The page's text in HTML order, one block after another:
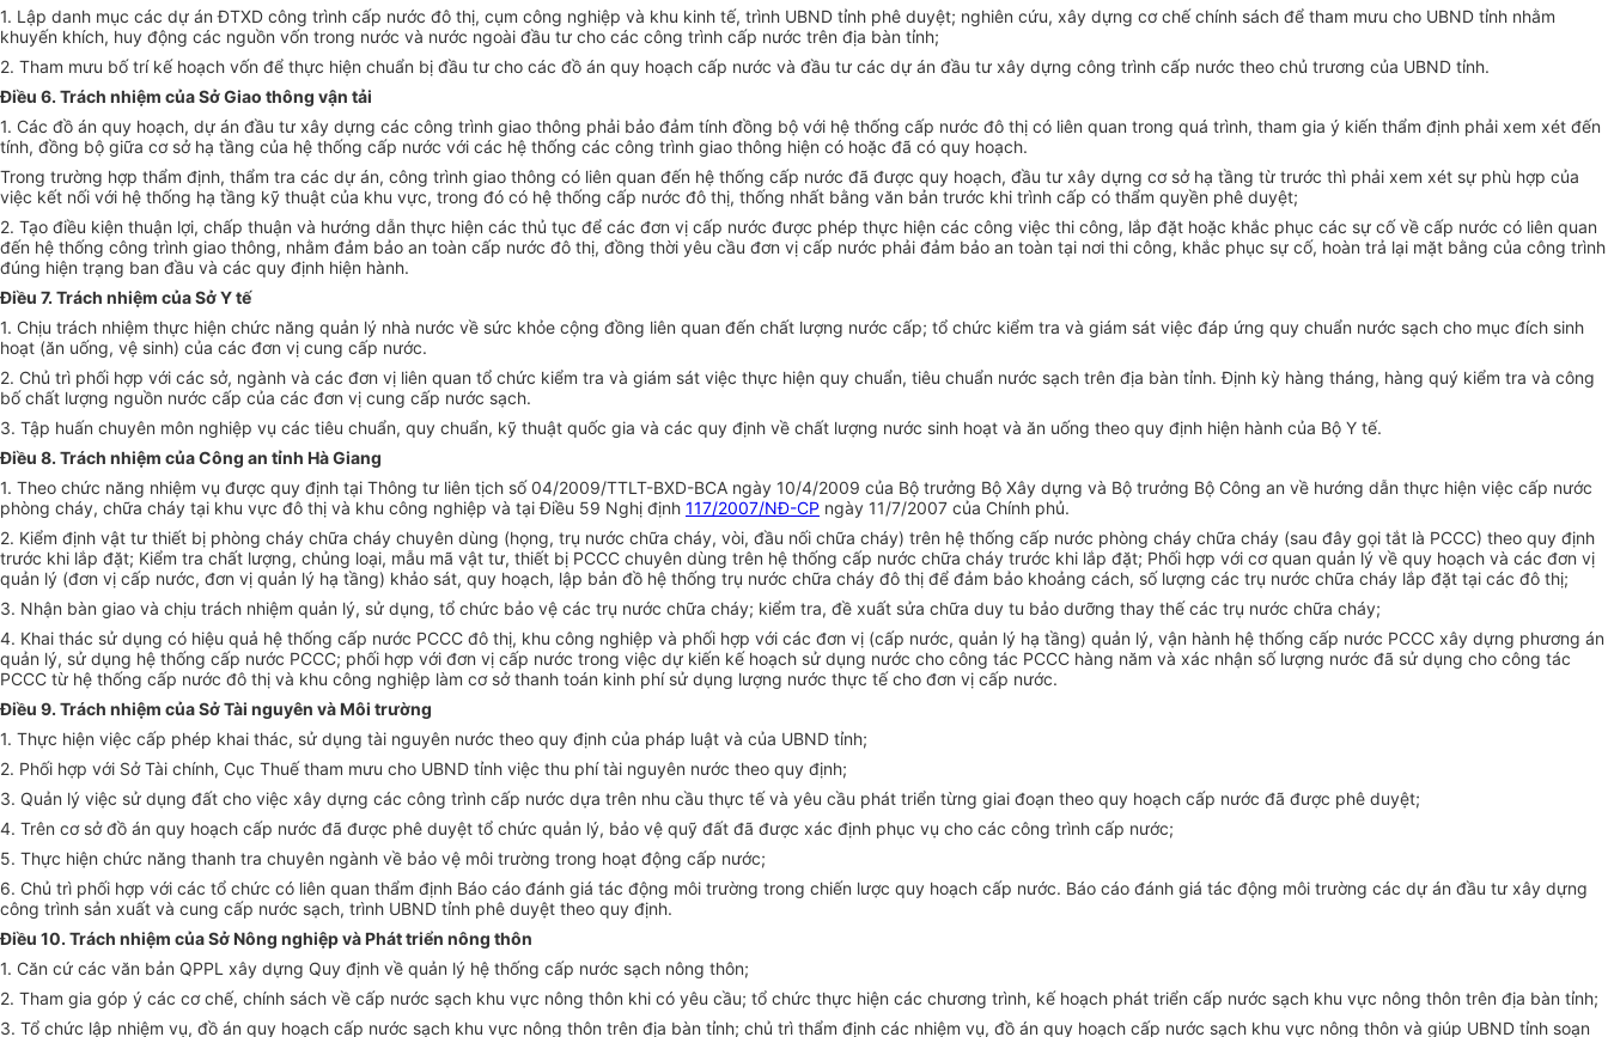
1. Lập danh mục các dự án ĐTXD công trình cấp nước đô thị, cụm công nghiệp và khu kinh tế, trình UBND tỉnh phê duyệt; nghiên cứu, xây dựng cơ chế chính sách để tham mưu cho UBND tỉnh nhằm
khuyến khích, huy động các nguồn vốn trong nước và nước ngoài đầu tư cho các công trình cấp nước trên địa bàn tỉnh;
2. Tham mưu bố trí kế hoạch vốn để thực hiện chuẩn bị đầu tư cho các đồ án quy hoạch cấp nước và đầu tư các dự án đầu tư xây dựng công trình cấp nước theo chủ trương của UBND tỉnh.
Điều 6. Trách nhiệm của Sở Giao thông vận tải
1. Các đồ án quy hoạch, dự án đầu tư xây dựng các công trình giao thông phải bảo đảm tính đồng bộ với hệ thống cấp nước đô thị có liên quan trong quá trình, tham gia ý kiến thẩm định phải xem xét đến
tính, đồng bộ giữa cơ sở hạ tầng của hệ thống cấp nước với các hệ thống các công trình giao thông hiện có hoặc đã có quy hoạch.
Trong trường hợp thẩm định, thẩm tra các dự án, công trình giao thông có liên quan đến hệ thống cấp nước đã được quy hoạch, đầu tư xây dựng cơ sở hạ tầng từ trước thì phải xem xét sự phù hợp của
việc kết nối với hệ thống hạ tầng kỹ thuật của khu vực, trong đó có hệ thống cấp nước đô thị, thống nhất bằng văn bản trước khi trình cấp có thẩm quyền phê duyệt;
2. Tạo điều kiện thuận lợi, chấp thuận và hướng dẫn thực hiện các thủ tục để các đơn vị cấp nước được phép thực hiện các công việc thi công, lắp đặt hoặc khắc phục các sự cố về cấp nước có liên quan
đến hệ thống công trình giao thông, nhằm đảm bảo an toàn cấp nước đô thị, đồng thời yêu cầu đơn vị cấp nước phải đảm bảo an toàn tại nơi thi công, khắc phục sự cố, hoàn trả lại mặt bằng của công trình
đúng hiện trạng ban đầu và các quy định hiện hành.
Điều 7. Trách nhiệm của Sở Y tế
1. Chịu trách nhiệm thực hiện chức năng quản lý nhà nước về sức khỏe cộng đồng liên quan đến chất lượng nước cấp; tổ chức kiểm tra và giám sát việc đáp ứng quy chuẩn nước sạch cho mục đích sinh
hoạt (ăn uống, vệ sinh) của các đơn vị cung cấp nước.
2. Chủ trì phối hợp với các sở, ngành và các đơn vị liên quan tổ chức kiểm tra và giám sát việc thực hiện quy chuẩn, tiêu chuẩn nước sạch trên địa bàn tỉnh.Định kỳ hàng tháng, hàng quý kiểm tra và công
bố chất lượng nguồn nước cấp của các đơn vị cung cấp nước sạch.
3. Tập huấn chuyên môn nghiệp vụ các tiêu chuẩn, quy chuẩn, kỹ thuật quốc gia và các quy định về chất lượng nước sinh hoạt và ăn uống theo quy định hiện hành của Bộ Y tế.
Điều 8. Trách nhiệm của Công an tỉnh Hà Giang
1. Theo chức năng nhiệm vụ được quy định tại Thông tư liên tịch số 04/2009/TTLT-BXD-BCA ngày 10/4/2009 của Bộ trưởng Bộ Xây dựng và Bộ trưởng Bộ Công an về hướng dẫn thực hiện việc cấp nước
phòng cháy, chữa cháy tại khu vực đô thị và khu công nghiệp và tại Điều 59 Nghị định 117/2007/NĐ-CP ngày 11/7/2007 của Chính phủ.
2. Kiểm định vật tư thiết bị phòng cháy chữa cháy chuyên dùng (họng, trụ nước chữa cháy, vòi, đầu nối chữa cháy) trên hệ thống cấp nước phòng cháy chữa cháy (sau đây gọi tắt là PCCC) theo quy định
trước khi lắp đặt; Kiểm tra chất lượng, chủng loại, mẫu mã vật tư, thiết bị PCCC chuyên dùng trên hệ thống cấp nước chữa cháy trước khi lắp đặt; Phối hợp với cơ quan quản lý về quy hoạch và các đơn vị
quản lý (đơn vị cấp nước, đơn vị quản lý hạ tầng) khảo sát, quy hoạch, lập bản đồ hệ thống trụ nước chữa cháy đô thị để đảm bảo khoảng cách, số lượng các trụ nước chữa cháy lắp đặt tại các đô thị;
3. Nhận bàn giao và chịu trách nhiệm quản lý, sử dụng, tổ chức bảo vệ các trụ nước chữa cháy; kiểm tra, đề xuất sửa chữa duy tu bảo dưỡng thay thế các trụ nước chữa cháy;
4. Khai thác sử dụng có hiệu quả hệ thống cấp nước PCCC đô thị, khu công nghiệp và phối hợp với các đơn vị (cấp nước, quản lý hạ tầng) quản lý, vận hành hệ thống cấp nước PCCC xây dựng phương án
quản lý, sử dụng hệ thống cấp nước PCCC; phối hợp với đơn vị cấp nước trong việc dự kiến kế hoạch sử dụng nước cho công tác PCCC hàng năm và xác nhận số lượng nước đã sử dụng cho công tác
PCCC từ hệ thống cấp nước đô thị và khu công nghiệp làm cơ sở thanh toán kinh phí sử dụng lượng nước thực tế cho đơn vị cấp nước.
Điều 9. Trách nhiệm của Sở Tài nguyên và Môi trường
1. Thực hiện việc cấp phép khai thác, sử dụng tài nguyên nước theo quy định của pháp luật và của UBND tỉnh;
2. Phối hợp với Sở Tài chính, Cục Thuế tham mưu cho UBND tỉnh việc thu phí tài nguyên nước theo quy định;
3. Quản lý việc sử dụng đất cho việc xây dựng các công trình cấp nước dựa trên nhu cầu thực tế và yêu cầu phát triển từng giai đoạn theo quy hoạch cấp nước đã được phê duyệt;
4. Trên cơ sở đồ án quy hoạch cấp nước đã được phê duyệt tổ chức quản lý, bảo vệ quỹ đất đã được xác định phục vụ cho các công trình cấp nước;
5. Thực hiện chức năng thanh tra chuyên ngành về bảo vệ môi trường trong hoạt động cấp nước;
6. Chủ trì phối hợp với các tổ chức có liên quan thẩm định Báo cáo đánh giá tác động môi trường trong chiến lược quy hoạch cấp nước. Báo cáo đánh giá tác động môi trường các dự án đầu tư xây dựng
công trình sản xuất và cung cấp nước sạch, trình UBND tỉnh phê duyệt theo quy định.
Điều 10. Trách nhiệm của Sở Nông nghiệp và Phát triển nông thôn
1. Căn cứ các văn bản QPPL xây dựng Quy định về quản lý hệ thống cấp nước sạch nông thôn;
2. Tham gia góp ý các cơ chế, chính sách về cấp nước sạch khu vực nông thôn khi có yêu cầu; tổ chức thực hiện các chương trình, kế hoạch phát triển cấp nước sạch khu vực nông thôn trên địa bàn tỉnh;
3. Tổ chức lập nhiệm vụ, đồ án quy hoạch cấp nước sạch khu vực nông thôn trên địa bàn tỉnh; chủ trì thẩm định các nhiệm vụ, đồ án quy hoạch cấp nước sạch khu vực nông thôn và giúp UBND tỉnh soạn